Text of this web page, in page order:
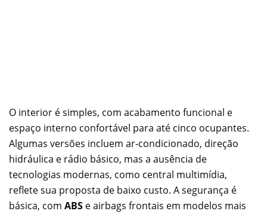
O interior é simples, com acabamento funcional e
espaço interno confortável para até cinco ocupantes.
Algumas versões incluem ar-condicionado, direção
hidráulica e rádio básico, mas a ausência de
tecnologias modernas, como central multimídia,
reflete sua proposta de baixo custo. A segurança é
básica, com ABS e airbags frontais em modelos mais